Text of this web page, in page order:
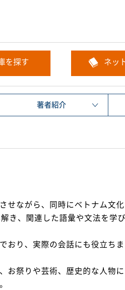
を探す ネッ
著者紹介
ながら、同時にベトナム文
き、関連した語彙や文法を学
り、実際の会話にも役立ちま
祭りや芸術、歴史的な人物